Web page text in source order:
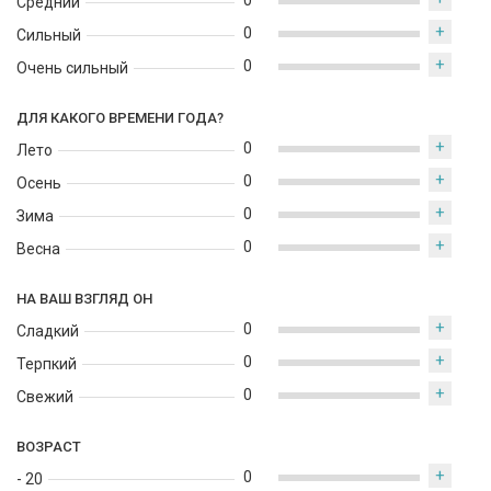
Сильный
Очень сильный
0 +
0 +
ДЛЯ КАКОГО ВРЕМЕНИ ГОДА?
Лето
Осень
Зима
Весна
0 +
0 +
0 +
0 +
НА ВАШ ВЗГЛЯД ОН
Сладкий
Терпкий
Свежий
0 +
0 +
0 +
ВОЗРАСТ
- 20 0 +